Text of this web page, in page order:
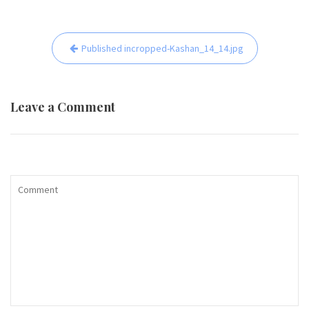
Beitrags-
Navigation
Published incropped-Kashan_14_14.jpg
Leave a Comment